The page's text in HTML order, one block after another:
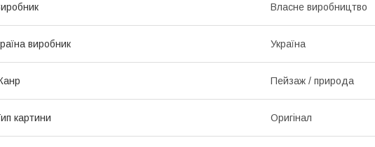
Власне виробництво
виробник Україна
Пейзаж / природа
картини Оригінал